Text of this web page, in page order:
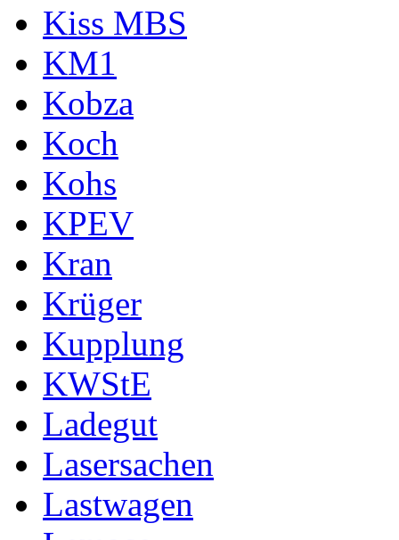
Kiss MBS
KM1
Kobza
Koch
Kohs
KPEV
Kran
Krüger
Kupplung
KWStE
Ladegut
Lasersachen
Lastwagen